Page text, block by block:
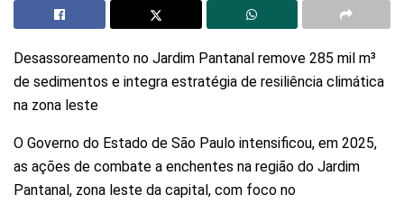
Desassoreamento no Jardim Pantanal remove 285 mil m³
de sedimentos e integra estratégia de resiliência climática
na zona leste
O Governo do Estado de São Paulo intensificou, em 2025,
as ações de combate a enchentes na região do Jardim
Pantanal, zona leste da capital, com foco no